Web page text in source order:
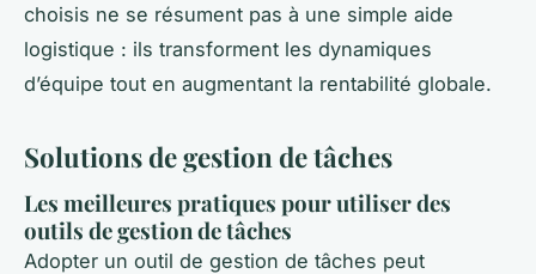
choisis ne se résument pas à une simple aide
logistique : ils transforment les dynamiques
d’équipe tout en augmentant la rentabilité globale.
Solutions de gestion de tâches
Les meilleures pratiques pour utiliser des
outils de gestion de tâches
Adopter un outil de gestion de tâches peut